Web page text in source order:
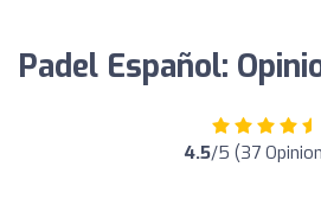
Padel Español:
4.5/5 (37